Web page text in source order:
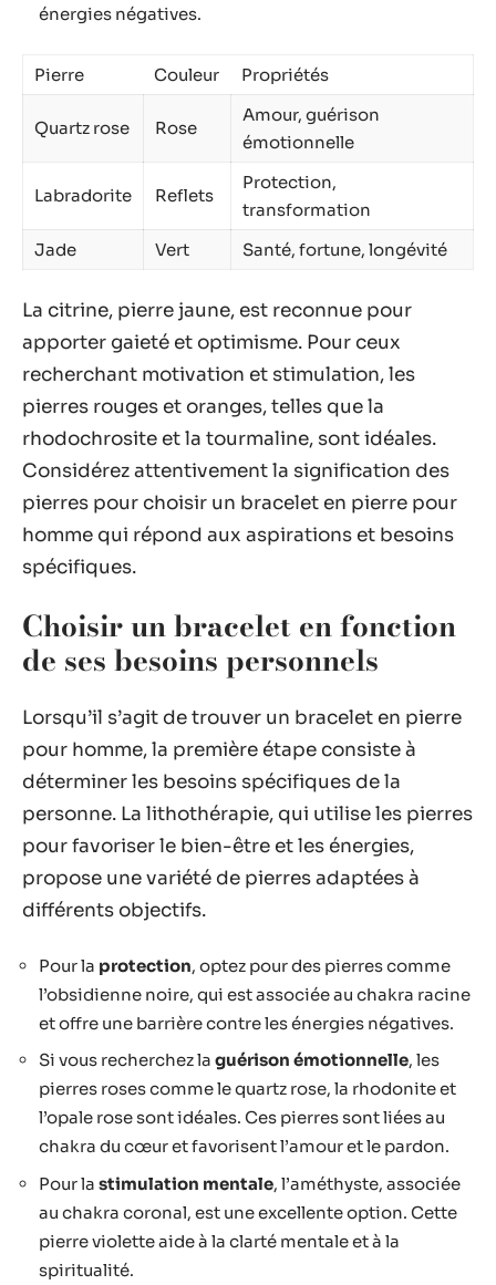
énergies négatives.
Pierre Couleur Propriétés
Quartz rose Rose
Amour, guérison
émotionnelle
Labradorite Reflets
Protection,
transformation
Jade
Vert Santé, fortune, longévité
La citrine, pierre jaune, est reconnue pour
apporter gaieté et optimisme. Pour ceux
recherchant motivation et stimulation, les
pierres rouges et oranges, telles que la
rhodochrosite et la tourmaline, sont idéales.
Considérez attentivement la signification des
pierres pour choisir un bracelet en pierre pour
homme qui répond aux aspirations et besoins
spécifiques.
Choisir un bracelet en fonction
de ses besoins personnels
Lorsqu’il s’agit de trouver un bracelet en pierre
pour homme, la première étape consiste à
déterminer les besoins spécifiques de la
personne. La lithothérapie, qui utilise les pierres
pour favoriser le bien-être et les énergies,
propose une variété de pierres adaptées à
différents objectifs.
Pour la protection, optez pour des pierres comme
l’obsidienne noire, qui est associée au chakra racine
et offre une barrière contre les énergies négatives.
Si vous recherchez la guérison émotionnelle, les
pierres roses comme le quartz rose, la rhodonite et
l’opale rose sont idéales. Ces pierres sont liées au
chakra du cœur et favorisent l’amour et le pardon.
Pour la stimulation mentale, l’améthyste, associée
au chakra coronal, est une excellente option. Cette
pierre violette aide à la clarté mentale et à la
spiritualité.